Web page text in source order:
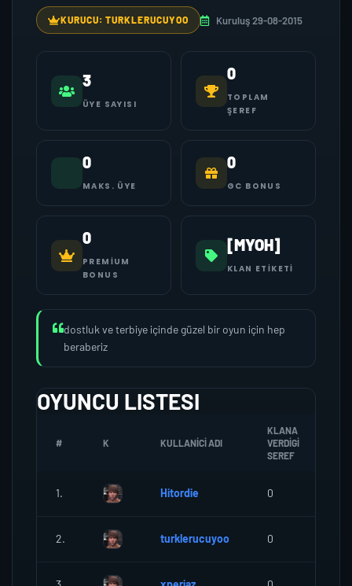
KURUCU: TURKLERUCUYOO Kuruluş 29-08-2015
3
ÜYE SAYISI
0
TOPLAM
ŞEREF
0
MAKS. ÜYE
0
GC BONUS
0
PREMIUM
BONUS
[MYOH]
KLAN ETIKETI
dostluk ve terbiye içinde güzel bir oyun için hep
beraberiz
OYUNCU LISTESI
# K KULLANICI ADI
KLANA
VERDIGI
SEREF
1. Hitordie 0
2. turklerucuyoo 0